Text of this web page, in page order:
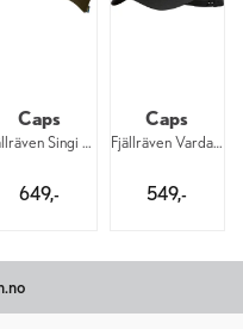
Caps
Fjällräven Singi Trekking Cap 633
649,-
Caps
Fjällräven Vardag Långtradarkeps 550
549,-